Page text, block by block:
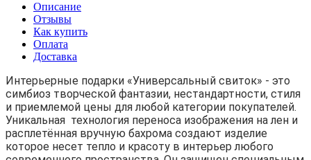
Описание
Отзывы
Как купить
Оплата
Доставка
Интерьерные подарки «Универсальный свиток» - это
симбиоз творческой фантазии, нестандартности, стиля
и приемлемой цены для любой категории покупателей.
Уникальная технология переноса изображения на лен и
расплетённая вручную бахрома создают изделие
которое несет тепло и красоту в интерьер любого